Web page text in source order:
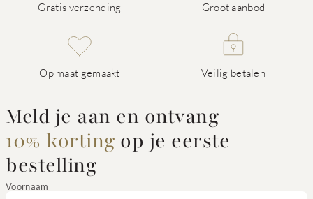
Gratis verzending Groot aanbod
Op maat gemaakt Veilig betalen
Meld je aan en ontvang
10% korting op je eerste
bestelling
Voornaam